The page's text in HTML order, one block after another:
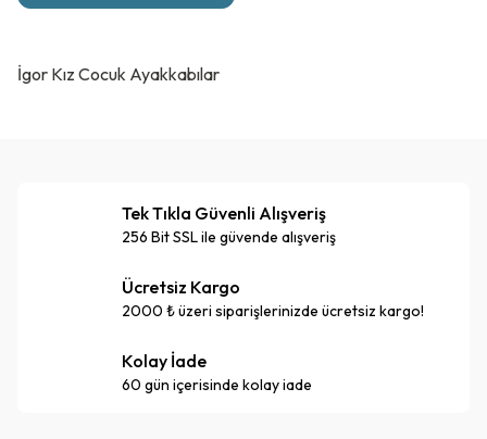
İgor Kız Cocuk Ayakkabılar
Tek Tıkla Güvenli Alışveriş
256 Bit SSL ile güvende alışveriş
Ücretsiz Kargo
2000 ₺ üzeri siparişlerinizde ücretsiz kargo!
Kolay İade
60 gün içerisinde kolay iade